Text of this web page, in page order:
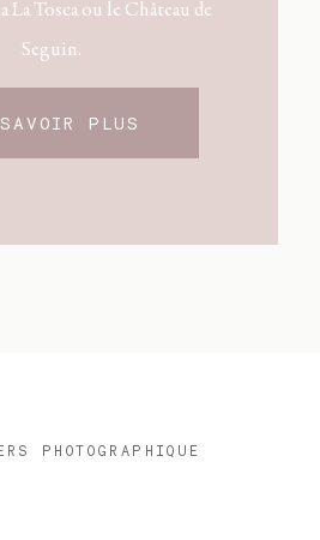
La Toscaou le Château de
Seguin.
PLUS
PHOTOGRAPHIQUE